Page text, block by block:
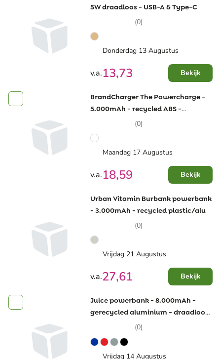
5W draadloos - USB-A & Type-C
(0)
Donderdag 13 Augustus
v.a.13,73 Bekijk
BrandCharger The Powercharge -
5.000mAh - recycled ABS -
draadloosowerbank MagSafe
(0)
Maandag 17 Augustus
v.a.18,59 Bekijk
Urban Vitamin Burbank powerbank
- 3.000mAh - recycled plastic/alu
(0)
Vrijdag 21 Augustus
v.a.27,61 Bekijk
Juice powerbank - 8.000mAh -
gerecycled aluminium - draadloos
(0)
Vrijdag 14 Augustus